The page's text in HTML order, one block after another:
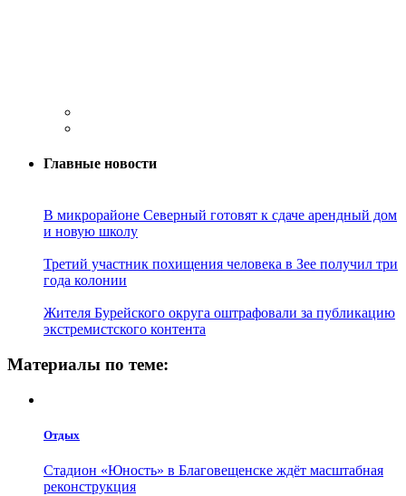
Главные новости
В микрорайоне Северный готовят к сдаче арендный дом
и новую школу
Третий участник похищения человека в Зее получил три
года колонии
Жителя Бурейского округа оштрафовали за публикацию
экстремистского контента
Материалы по теме:
Отдых
Стадион «Юность» в Благовещенске ждёт масштабная
реконструкция